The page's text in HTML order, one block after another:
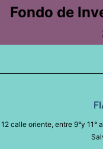
Fondo de
12 calle oriente, entre 9°y 11°